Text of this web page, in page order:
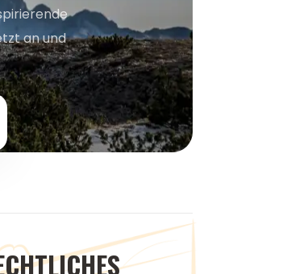
an und